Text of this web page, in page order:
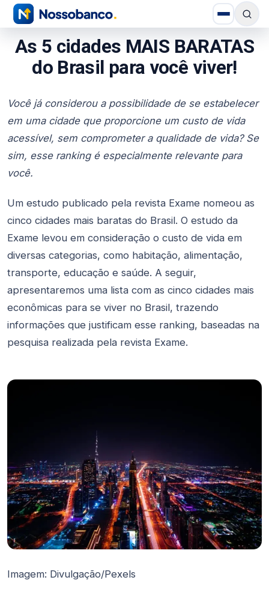
As 5 cidades MAIS BARATAS
do Brasil para você viver!
Você já considerou a possibilidade de se estabelecer
em uma cidade que proporcione um custo de vida
acessível, sem comprometer a qualidade de vida? Se
sim, esse ranking é especialmente relevante para
você.
Um estudo publicado pela revista Exame nomeou as
cinco cidades mais baratas do Brasil. O estudo da
Exame levou em consideração o custo de vida em
diversas categorias, como habitação, alimentação,
transporte, educação e saúde. A seguir,
apresentaremos uma lista com as cinco cidades mais
econômicas para se viver no Brasil, trazendo
informações que justificam esse ranking, baseadas na
pesquisa realizada pela revista Exame.
Imagem: Divulgação/Pexels